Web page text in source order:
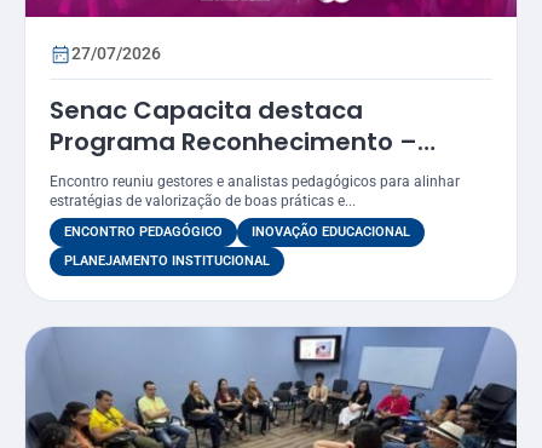
27/07/2026
Senac Capacita destaca
Programa Reconhecimento –
Prêmio Atena como estratégia
para valorizar práticas
educacionais
Encontro reuniu gestores e analistas pedagógicos para alinhar
estratégias de valorização de boas práticas e...
ENCONTRO PEDAGÓGICO
INOVAÇÃO EDUCACIONAL
PLANEJAMENTO INSTITUCIONAL